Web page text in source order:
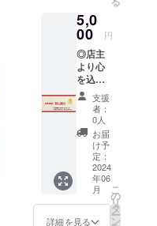
おつり
は出ま
せんの
で予め
ご了承
下さい
※その他
クーポ
ンや割
引との
併用は
できま
せん
5,0
00 円
◎店主
より心
を込め
た手紙
◎『酒
処 酔
為』で
ご利用
いただ
ける食
事券
¥6,000
分 ※有
効期限
支援
者：
0人
お届
け予
定：
2024
年06
月
詳細を見る
こ
の
リ
タ
ー
ン